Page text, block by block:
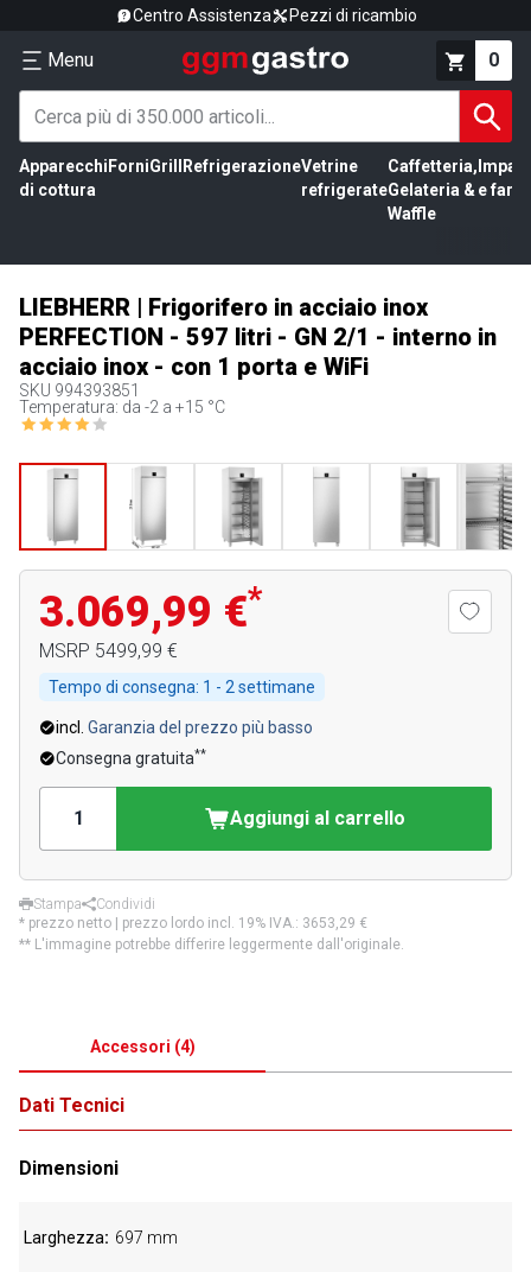
Centro Assistenza Pezzi di ricambio
Menu 0
Apparecchi
di cottura
ForniGrill RefrigerazioneVetrine
refrigerate
Caffetteria,
Gelateria &
Waffle
e
LIEBHERR | Frigorifero in acciaio inox
PERFECTION - 597 litri - GN 2/1 - interno in
acciaio inox - con 1 porta e WiFi
SKU 994393851
Temperatura: da -2 a +15 °C
3.069,99 €*
MSRP 5499,99 €
Tempo di consegna: 1 - 2 settimane
incl. Garanzia del prezzo più basso
Consegna gratuita**
Aggiungi al carrello
Stampa
Condividi
* prezzo netto | prezzo lordo incl. 19% IVA.: 3653,29 €
** L'immagine potrebbe differire leggermente dall'originale.
Accessori (4)
Dati Tecnici
Dimensioni
Larghezza 697 mm